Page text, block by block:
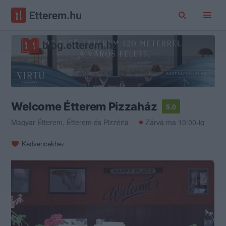
Welcome Étterem Pizzaház
5.0
Magyar Étterem, Étterem és Pizzéria Zárva ma 10:00-ig
Kedvencekhez